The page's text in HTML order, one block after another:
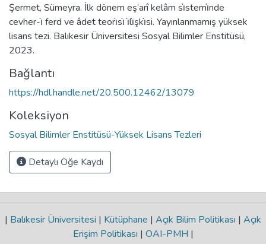
Şermet, Sümeyra. İlk dönem eş’arî kelâm sı̇stemı̇nde
cevher-ı̇ ferd ve âdet teorı̇sı̇ ı̇lı̇şkı̇si. Yayınlanmamış yüksek
lisans tezi. Balıkesir Üniversitesi Sosyal Bilimler Enstitüsü,
2023.
Bağlantı
https://hdl.handle.net/20.500.12462/13079
Koleksiyon
Sosyal Bilimler Enstitüsü-Yüksek Lisans Tezleri
Detaylı Öğe Kaydı
| Balıkesir Üniversitesi | Kütüphane | Açık Bilim Politikası | Açık
Erişim Politikası | OAI-PMH |